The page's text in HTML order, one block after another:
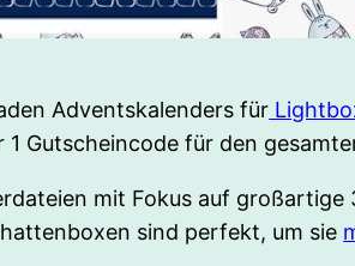
Adventskalenders für
Gutscheincode für den
mit Fokus auf
sind perfekt, um sie